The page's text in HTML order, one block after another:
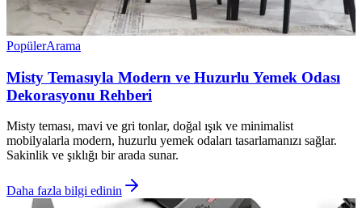
PopülerArama
Misty Temasıyla Modern ve Huzurlu Yemek Odası
Dekorasyonu Rehberi
Misty teması, mavi ve gri tonlar, doğal ışık ve minimalist
mobilyalarla modern, huzurlu yemek odaları tasarlamanızı sağlar.
Sakinlik ve şıklığı bir arada sunar.
Daha fazla bilgi edinin